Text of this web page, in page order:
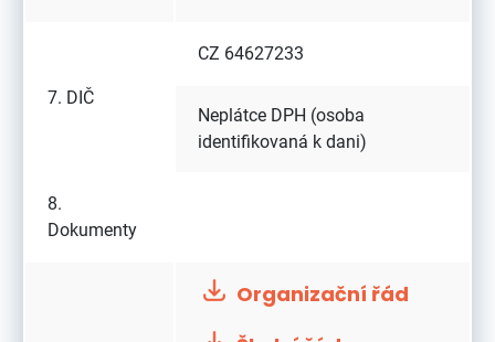
7. DIČ
CZ 64627233
Neplátce DPH (osoba
identifikovaná k dani)
8.
Dokumenty
Organizační řád